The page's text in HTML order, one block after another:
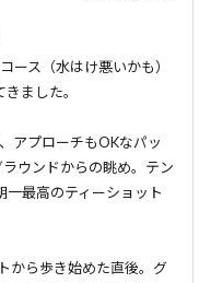
ース（水はけ悪いかも）
ました。
アプローチもOKなパッ
ウンドからの眺め。テン
最高のティーショット
から歩き始めた直後。グ